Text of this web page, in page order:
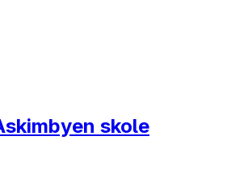
skole